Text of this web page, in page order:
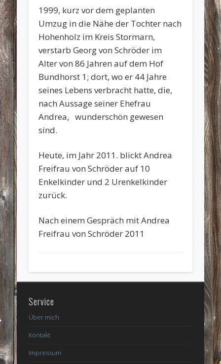
1999, kurz vor dem geplanten
Umzug in die Nähe der Tochter nach
Hohenholz im Kreis Stormarn,
verstarb Georg von Schröder im
Alter von 86 Jahren auf dem Hof
Bundhorst 1; dort, wo er 44 Jahre
seines Lebens verbracht hatte, die,
nach Aussage seiner Ehefrau
Andrea, wunderschön gewesen
sind.
Heute, im Jahr 2011. blickt Andrea
Freifrau von Schröder auf 10
Enkelkinder und 2 Urenkelkinder
zurück.
Nach einem Gespräch mit Andrea
Freifrau von Schröder 2011
Service
Über mich
Kontakt
Impressum